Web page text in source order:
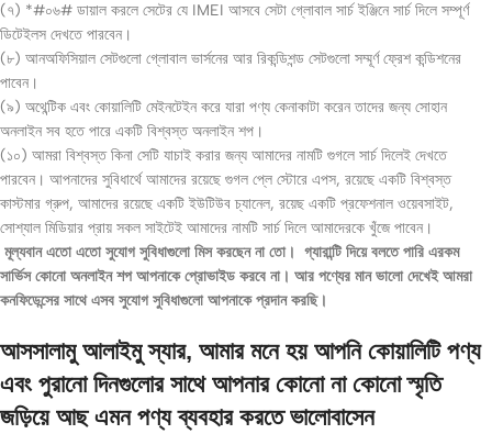
(৭) *#০৬# ডায়াল করলে সেটের যে IMEI আসবে সেটা গ্লোবাল সার্চ ইঞ্জিনে সার্চ দিলে সম্পূর্ণ
ডিটেইলস দেখতে পারবেন।
(৮) আনঅফিসিয়াল সেটগুলো গ্লোবাল ভার্সনের আর রিকন্ডিশন্ড সেটগুলো সম্মূর্ণ ফ্রেশ কন্ডিশনের
পাবেন।
(৯) অথেন্টিক এবং কোয়ালিটি মেইনটেইন করে যারা পণ্য কেনাকাটা করেন তাদের জন্য সোহান
অনলাইন সব হতে পারে একটি বিশ্বস্ত অনলাইন শপ।
(১০) আমরা বিশ্বস্ত কিনা সেটি যাচাই করার জন্য আমাদের নামটি গুগলে সার্চ দিলেই দেখতে
পারবেন। আপনাদের সুবিধার্থে আমাদের রয়েছে গুগল প্লে স্টোরে এপস, রয়েছে একটি বিশ্বস্ত
কাস্টমার গ্রুপ, আমাদের রয়েছে একটি ইউটিউব চ্যানেল, রয়েছ একটি প্রফেশনাল ওয়েবসাইট,
সোশ্যাল মিডিয়ার প্রায় সকল সাইটেই আমাদের নামটি সার্চ দিলে আমাদেরকে খুঁজে পাবেন।
মূল্যবান এতো এতো সুযোগ সুবিধাগুলো মিস করছেন না তো। গ্যারান্টি দিয়ে বলতে পারি এরকম
সার্ভিস কোনো অনলাইন শপ আপনাকে প্রোভাইড করবে না। আর পণ্যের মান ভালো দেখেই আমরা
কনফিডেন্সের সাথে এসব সুযোগ সুবিধাগুলো আপনাকে প্রদান করছি।
আসসালামু আলাইমু স্যার, আমার মনে হয় আপনি কোয়ালিটি পণ্য
এবং পুরানো দিনগুলোর সাথে আপনার কোনো না কোনো স্মৃতি
জড়িয়ে আছ এমন পণ্য ব্যবহার করতে ভালোবাসেন